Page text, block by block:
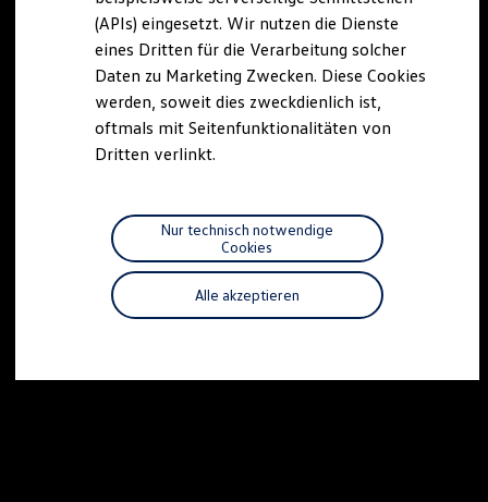
Reparaturen und Checks
Motorenöl und Flüssigkeiten
Räder und Reifen
Pannen- und Unfallhilfe
Economy Service
Volkswagen Teile
Zubehör
Modellspezifisches Zubehör
Individualisieren
Wallbox und Ladekabel
Digitale Extras
Dienste für Ihr Modell finden
Volkswagen Apps, Login und Shop
Handy und Fahrzeug verbinden
Vorgängermodelle
(APIs) eingesetzt. Wir nutzen die Dienste
eines Dritten für die Verarbeitung solcher
Daten zu Marketing Zwecken. Diese Cookies
werden, soweit dies zweckdienlich ist,
oftmals mit Seitenfunktionalitäten von
Dritten verlinkt.
Alle akzeptieren
Nur technisch notwendige
Cookies